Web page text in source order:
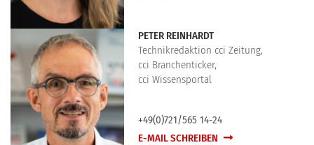
PETER REINHARDT
Technikredaktion cci Zeitung,
cci Branchenticker,
cci Wissensportal
+49(0)721/565 14-24
E-MAIL SCHREIBEN